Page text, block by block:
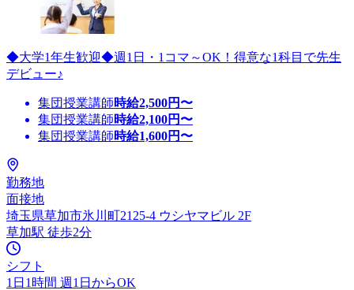
◆大学1年生歓迎◆週1日・1コマ～OK！得意な1科目で先生
デビュー♪
集団授業講師時給2,500円〜
集団授業講師時給2,100円〜
集団授業講師時給1,600円〜
勤務地
面接地
埼玉県草加市氷川町2125-4 ウシヤマビル 2F
草加駅 徒歩2分
シフト
1日1時間 週1日からOK